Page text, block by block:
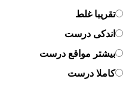
تقریبا غلط
اندکی درست
بیشتر مواقع درست
کاملا درست